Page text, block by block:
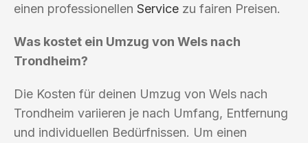
einen professionellen Service zu fairen Preisen.
Was kostet ein Umzug von Wels nach
Trondheim?
Die Kosten für deinen Umzug von Wels nach
Trondheim variieren je nach Umfang, Entfernung
und individuellen Bedürfnissen. Um einen